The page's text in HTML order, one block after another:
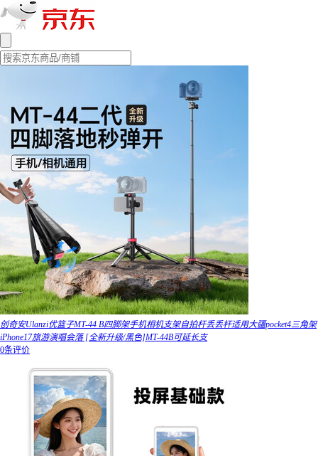
创奇安Ulanzi优篮子MT-44 B四脚架手机相机支架自拍杆丢丢杆适用大疆pocket4三角架
iPhone17旅游演唱会落 [全新升级/黑色]MT-44B可延长支
0条评价